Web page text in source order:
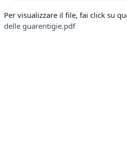
Per visualizzare il file, fai click su
delle guarentigie.pdf